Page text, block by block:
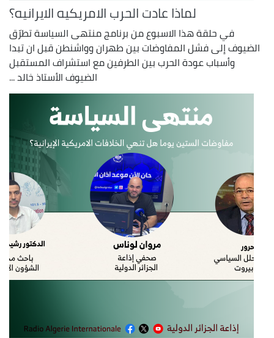
لماذا عادت الحرب الامريكيه الايرانيه؟
في حلقة هذا الاسبوع من برنامج منتهى السياسة تطرّق
الضيوف إلى فشل المفاوضات بين طهران وواشنطن قبل ان تبدا
وأسباب عودة الحرب بين الطرفين مع استشراف المستقبل
الضيوف الأستاذ خالد ...